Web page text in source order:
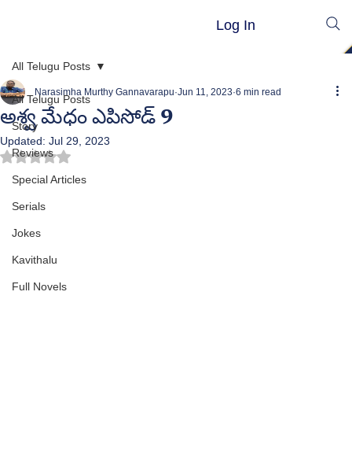
Log In
All Telugu Posts
Story
Reviews
Special Articles
Serials
Jokes
Kavithalu
Full Novels
All Telugu Posts
అశ్వ మేధం ఎపిసోడ్ 9
Narasimha Murthy Gannavarapu Jun 11, 2023 6 min read
Updated: Jul 29, 2023
Rated NaN out of 5 stars.